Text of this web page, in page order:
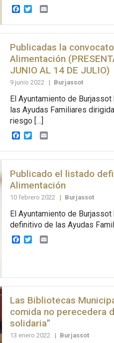
Facebook
TwitterEmail
Publicadas la
Alimentación
JUNIO AL 14 DE JULIO)
9 junio 2022 | Burjassot
El Ayuntamiento de
las Ayudas Familiares
riesgo […]
Facebook
TwitterEmail
Publicado el listado
Alimentación
10 febrero 2022 | Burjassot
El Ayuntamiento de
definitivo de las Ayudas
Facebook
Twitter
Las Bibliotecas
comida no perecedera
solidaria”
13 enero 2022 | Burjassot